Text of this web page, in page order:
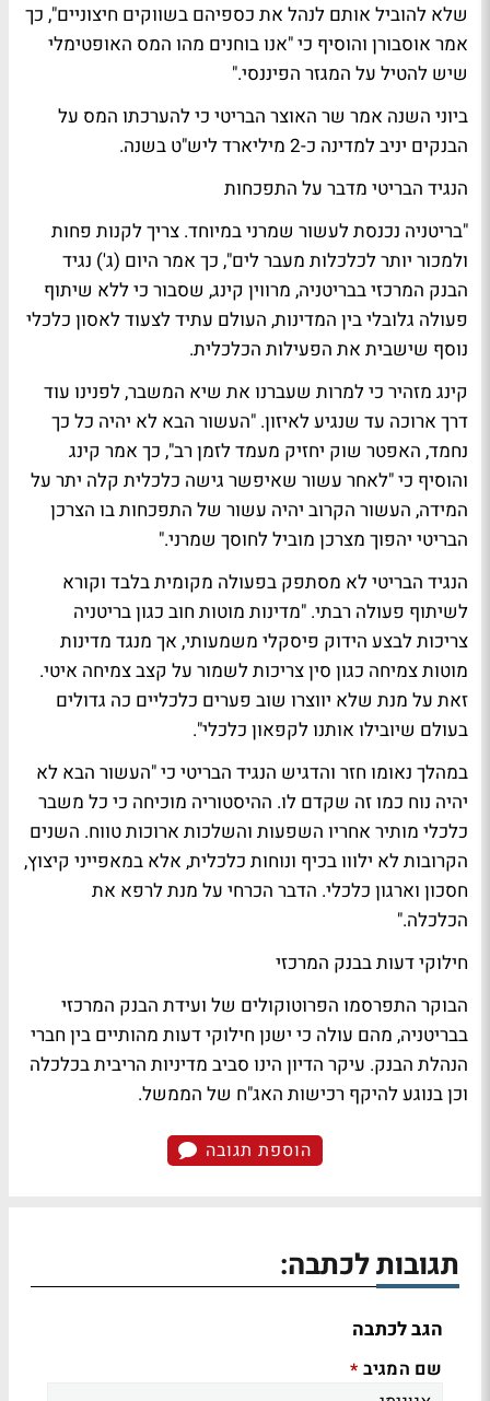
שלא להוביל אותם לנהל את כספיהם בשווקים חיצוניים", כך
אמר אוסבורן והוסיף כי "אנו בוחנים מהו המס האופטימלי
שיש להטיל על המגזר הפיננסי."
ביוני השנה אמר שר האוצר הבריטי כי להערכתו המס על
הבנקים יניב למדינה כ-2 מיליארד ליש"ט בשנה.
הנגיד הבריטי מדבר על התפכחות
"בריטניה נכנסת לעשור שמרני במיוחד. צריך לקנות פחות
ולמכור יותר לכלכלות מעבר לים", כך אמר היום (ג') נגיד
הבנק המרכזי בבריטניה, מרווין קינג, שסבור כי ללא שיתוף
פעולה גלובלי בין המדינות, העולם עתיד לצעוד לאסון כלכלי
נוסף שישבית את הפעילות הכלכלית.
קינג מזהיר כי למרות שעברנו את שיא המשבר, לפנינו עוד
דרך ארוכה עד שנגיע לאיזון. "העשור הבא לא יהיה כל כך
נחמד, האפטר שוק יחזיק מעמד לזמן רב", כך אמר קינג
והוסיף כי "לאחר עשור שאיפשר גישה כלכלית קלה יתר על
המידה, העשור הקרוב יהיה עשור של התפכחות בו הצרכן
הבריטי יהפוך מצרכן מוביל לחוסך שמרני."
הנגיד הבריטי לא מסתפק בפעולה מקומית בלבד וקורא
לשיתוף פעולה רבתי. "מדינות מוטות חוב כגון בריטניה
צריכות לבצע הידוק פיסקלי משמעותי, אך מנגד מדינות
מוטות צמיחה כגון סין צריכות לשמור על קצב צמיחה איטי.
זאת על מנת שלא יווצרו שוב פערים כלכליים כה גדולים
בעולם שיובילו אותנו לקפאון כלכלי".
במהלך נאומו חזר והדגיש הנגיד הבריטי כי "העשור הבא לא
יהיה נוח כמו זה שקדם לו. ההיסטוריה מוכיחה כי כל משבר
כלכלי מותיר אחריו השפעות והשלכות ארוכות טווח. השנים
הקרובות לא ילווו בכיף ונוחות כלכלית, אלא במאפייני קיצוץ,
חסכון וארגון כלכלי. הדבר הכרחי על מנת לרפא את
הכלכלה."
חילוקי דעות בבנק המרכזי
הבוקר התפרסמו הפרוטוקולים של ועידת הבנק המרכזי
בבריטניה, מהם עולה כי ישנן חילוקי דעות מהותיים בין חברי
הנהלת הבנק. עיקר הדיון הינו סביב מדיניות הריבית בכלכלה
וכן בנוגע להיקף רכישות האג"ח של הממשל.
הוספת תגובה
תגובות לכתבה:
הגב לכתבה
שם המגיב *